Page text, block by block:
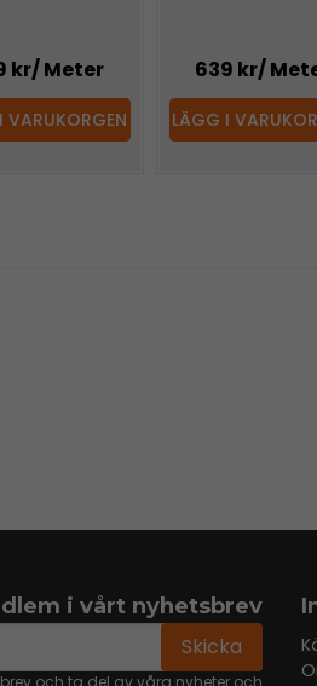
kr/ Meter
VARUKORGEN
639 kr/
LÄGG I
i vårt nyhetsbrev
Skicka
och ta del av våra nyheter och